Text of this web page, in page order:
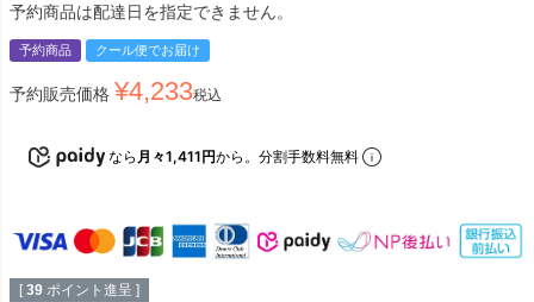
予約商品は配達日を指定できません。
予約商品 クール便でお届け
予約販売価格 ¥4,233税込
なら 月々1,411円から。分割手数料無料
[ 39 ポイント進呈 ]